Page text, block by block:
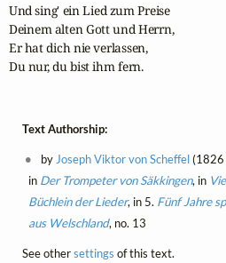
Und sing' ein Lied zum Preise
Deinem alten Gott und Herrn,
Er hat dich nie verlassen,
Du nur, du bist ihm fern.
Text Authorship:
by Joseph Viktor von Scheffel(1826
in Der Trompeter von Säkkingen, in
Büchlein der Lieder, in 5. Fünf Jahre
aus Welschland, no. 13
See othersettings of this text.